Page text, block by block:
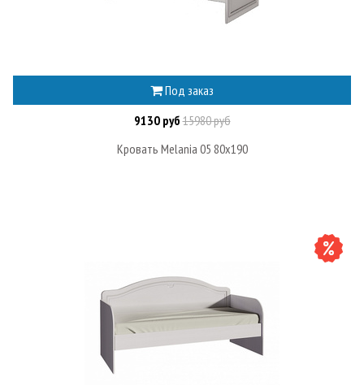
Под заказ
9130 руб15980 руб
Кровать Melania 05 80х190